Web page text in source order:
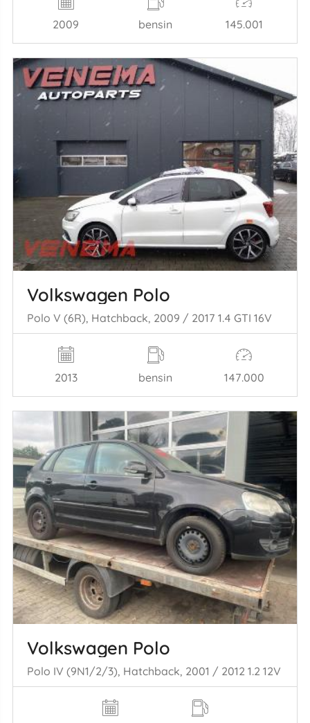
2009 bensin 145.001
Volkswagen Polo
Polo V (6R), Hatchback, 2009 / 2017 1.4 GTI 16V
2013 bensin 147.000
Volkswagen Polo
Polo IV (9N1/2/3), Hatchback, 2001 / 2012 1.2 12V